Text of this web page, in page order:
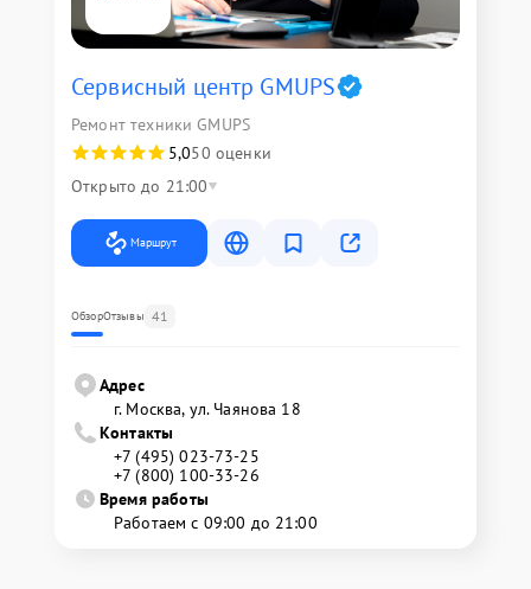
Сервисный центр GMUPS
Ремонт техники GMUPS
5,050 оценки
Открыто до 21:00
Маршрут
ОбзорОтзывы 41
Адрес
г. Москва, ул. Чаянова 18
Контакты
+7 (495) 023-73-25
+7 (800) 100-33-26
Время работы
Работаем с 09:00 до 21:00